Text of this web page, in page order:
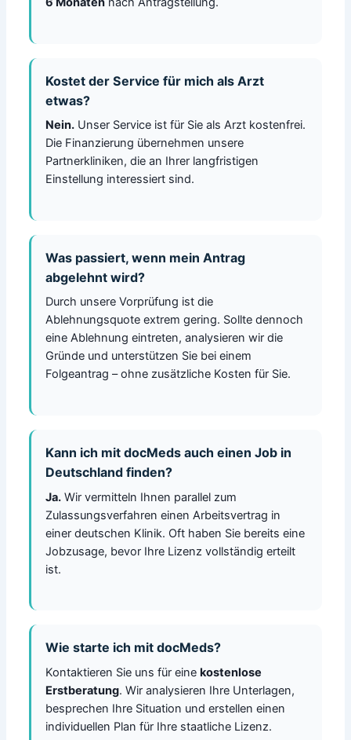
Kostet der Service für mich als Arzt
etwas?
Nein.Unser Service ist für Sie als Arzt kostenfrei.
Die Finanzierung übernehmen unsere
Partnerkliniken, die an Ihrer langfristigen
Einstellung interessiert sind.
Was passiert, wenn mein Antrag
abgelehnt wird?
Durch unsere Vorprüfung ist die
Ablehnungsquote extrem gering. Sollte dennoch
eine Ablehnung eintreten, analysieren wir die
Gründe und unterstützen Sie bei einem
Folgeantrag – ohne zusätzliche Kosten für Sie.
Kann ich mit docMeds auch einen Job in
Deutschland finden?
Ja.Wir vermitteln Ihnen parallel zum
Zulassungsverfahren einen Arbeitsvertrag in
einer deutschen Klinik. Oft haben Sie bereits eine
Jobzusage, bevor Ihre Lizenz vollständig erteilt
ist.
Wie starte ich mit docMeds?
Kontaktieren Sie uns für eine kostenlose
Erstberatung. Wir analysieren Ihre Unterlagen,
besprechen Ihre Situation und erstellen einen
individuellen Plan für Ihre staatliche Lizenz.